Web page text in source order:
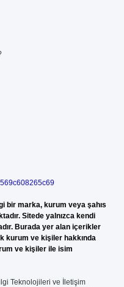
bir marka, kurum veya şahıs
Sitede yalnızca kendi
Burada yer alan içerikler
kurum ve kişiler hakkında
ve kişiler ile isim
Teknolojileri ve İletişim